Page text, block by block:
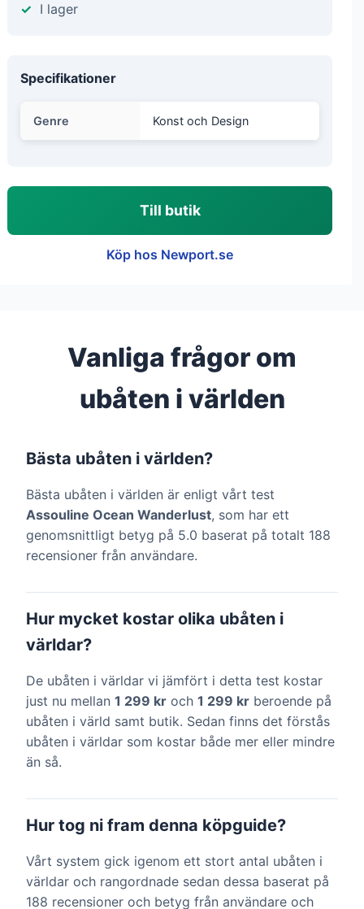
I lager
Specifikationer
Genre Konst och Design
Till butik
Köp hos Newport.se
Vanliga frågor om
ubåten i världen
Bästa ubåten i världen?
Bästa ubåten i världen är enligt vårt test
Assouline Ocean Wanderlust, som har ett
genomsnittligt betyg på 5.0 baserat på totalt 188
recensioner från användare.
Hur mycket kostar olika ubåten i
världar?
De ubåten i världar vi jämfört i detta test kostar
just nu mellan 1 299 kr och 1 299 kr beroende på
ubåten i värld samt butik. Sedan finns det förstås
ubåten i världar som kostar både mer eller mindre
än så.
Hur tog ni fram denna köpguide?
Vårt system gick igenom ett stort antal ubåten i
världar och rangordnade sedan dessa baserat på
188 recensioner och betyg från användare och